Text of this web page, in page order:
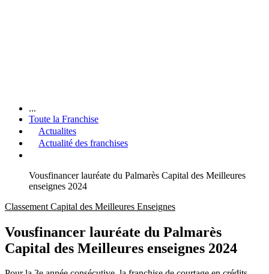
...
Toute la Franchise
Actualites
Actualité des franchises
Vousfinancer lauréate du Palmarès Capital des Meilleures
enseignes 2024
Classement Capital des Meilleures Enseignes
Vousfinancer lauréate du Palmarès
Capital des Meilleures enseignes 2024